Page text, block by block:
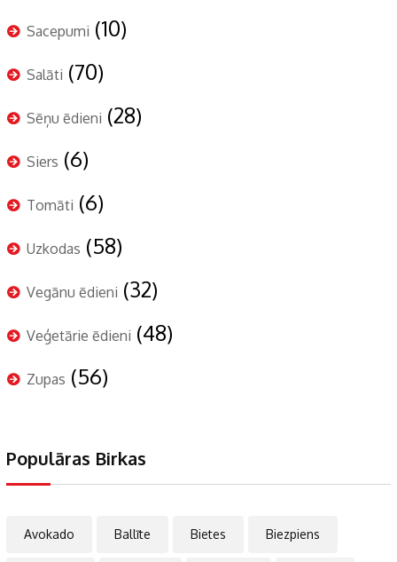
Sacepumi (10)
Salāti (70)
Sēņu ēdieni (28)
Siers (6)
Tomāti (6)
Uzkodas (58)
Vegānu ēdieni (32)
Veģetārie ēdieni (48)
Zupas (56)
Populāras Birkas
Avokado Ballīte Bietes Biezpiens